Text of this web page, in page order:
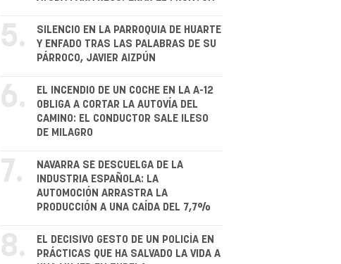
5.
SILENCIO EN LA PARROQUIA DE HUARTE
Y ENFADO TRAS LAS PALABRAS DE SU
PÁRROCO, JAVIER AIZPÚN
6.
EL INCENDIO DE UN COCHE EN LA A-12
OBLIGA A CORTAR LA AUTOVÍA DEL
CAMINO: EL CONDUCTOR SALE ILESO
DE MILAGRO
7.
NAVARRA SE DESCUELGA DE LA
INDUSTRIA ESPAÑOLA: LA
AUTOMOCIÓN ARRASTRA LA
PRODUCCIÓN A UNA CAÍDA DEL 7,7%
8.
EL DECISIVO GESTO DE UN POLICÍA EN
PRÁCTICAS QUE HA SALVADO LA VIDA A